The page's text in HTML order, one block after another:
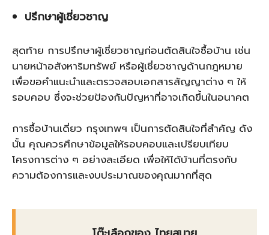
ปรึกษาผู้เชี่ยวชาญ
สุดท้าย การปรึกษาผู้เชี่ยวชาญก่อนตัดสินใจซื้อบ้าน เช่น
นายหน้าอสังหาริมทรัพย์ หรือผู้เชี่ยวชาญด้านกฎหมาย
เพื่อขอคำแนะนำและตรวจสอบเอกสารสัญญาต่าง ๆ ให้
รอบคอบ ซึ่งจะช่วยป้องกันปัญหาที่อาจเกิดขึ้นในอนาคต
การซื้อบ้านเดี่ยว กรุงเทพฯ เป็นการตัดสินใจที่สำคัญ ดัง
นั้น คุณควรศึกษาข้อมูลให้รอบคอบและเปรียบเทียบ
โครงการต่าง ๆ อย่างละเอียด เพื่อให้ได้บ้านที่ตรงกับ
ความต้องการและงบประมาณของคุณมากที่สุด